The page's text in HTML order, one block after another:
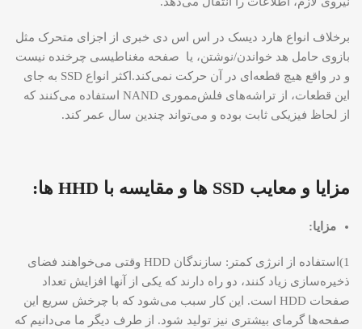
برخلاف انواع هارد دیسک در اس اس دی خبری از اجزای متحرک مثل
بازوی حامل هد خواندن/نوشتن، یا صفحه مغناطیسی چرخنده نیست
و در واقع هیچ قطعه‌ای در آن حرکت نمی‌کند.اکثر انواع SSD به جای
این قطعات، از تراشه‌های فلش‌مموری NAND استفاده می‌کنند که
از لحاظ فیزیکی ثابت بوده و می‌تواند چندین سال عمر کند.
مزایا و معایب SSD ها و مقایسه با HHD ها:
مزایا:
1)استفاده از انرژی کمتر: سازندگان HDD وقتی می‌خواهند فضای
ذخیره‌سازی زیاد کنند، دو راه دارند که یکی از آنها افزایش تعداد
صفحات HDD است. این کار سبب می‌شود که با چرخش سریع این
صفحه‌ها گرمای بیشتری نیز تولید شود. از طرف دیگر ما می‌دانیم که